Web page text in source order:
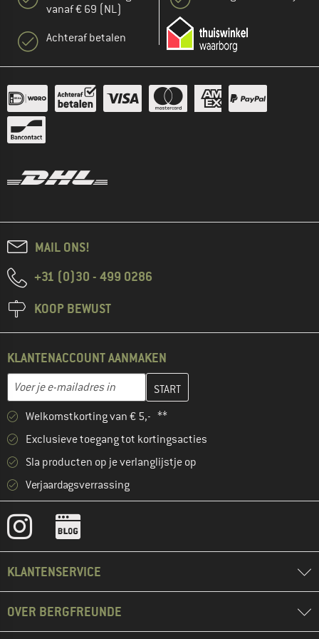
vanaf € 69 (NL)
Achteraf betalen
MAIL ONS!
+31 (0)30 - 499 0286
KOOP BEWUST
KLANTENACCOUNT AANMAKEN
E-mailadres
Vul je e-mailadres hier in en maak in de volgende stap je
Welkomstkorting van € 5,- **
Exclusieve toegang tot kortingsacties
Sla producten op je verlanglijstje op
Verjaardagsverrassing
KLANTENSERVICE
OVER BERGFREUNDE